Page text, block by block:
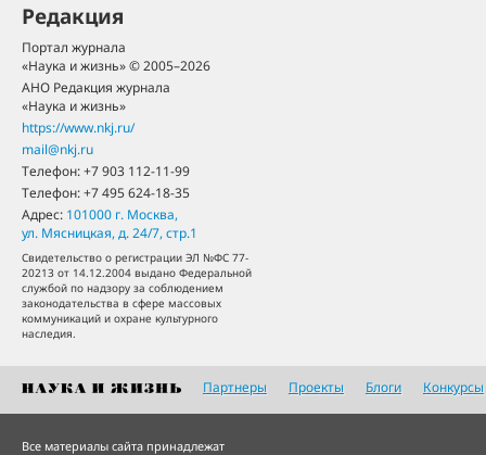
Редакция
Портал журнала
«Наука и жизнь» © 2005–2026
АНО Редакция журнала
«Наука и жизнь»
https://www.nkj.ru/
mail@nkj.ru
Телефон:+7 903 112-11-99
Телефон:+7 495 624-18-35
Адрес: 101000 г. Москва,
ул. Мясницкая, д. 24/7, стр.1
Свидетельство о регистрации ЭЛ №ФС 77-
20213 от 14.12.2004 выдано Федеральной
службой по надзору за соблюдением
законодательства в сфере массовых
коммуникаций и охране культурного
наследия.
Партнеры Проекты Блоги Конкурсы
Все материалы сайта принадлежат